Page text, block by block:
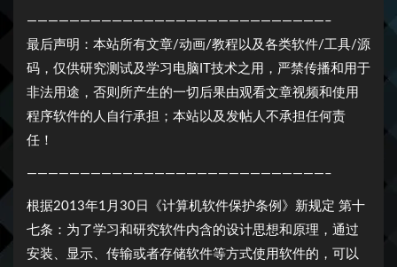
————————————————————————————–
最后声明：本站所有文章/动画/教程以及各类软件/工具/源
码，仅供研究测试及学习电脑IT技术之用，严禁传播和用于
非法用途，否则所产生的一切后果由观看文章视频和使用
程序软件的人自行承担；本站以及发帖人不承担任何责
任！
————————————————————————————–
根据2013年1月30日《计算机软件保护条例》新规定 第十
七条：为了学习和研究软件内含的设计思想和原理，通过
安装、显示、传输或者存储软件等方式使用软件的，可以